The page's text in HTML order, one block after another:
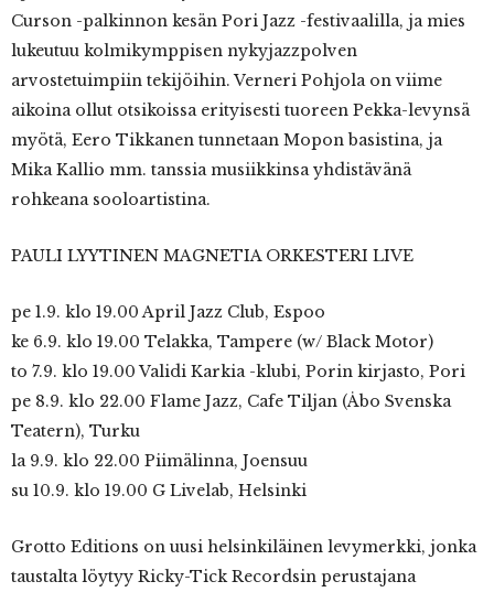
Curson -palkinnon kesän Pori Jazz -festivaalilla, ja mies
lukeutuu kolmikymppisen nykyjazzpolven
arvostetuimpiin tekijöihin. Verneri Pohjola on viime
aikoina ollut otsikoissa erityisesti tuoreen Pekka-levynsä
myötä, Eero Tikkanen tunnetaan Mopon basistina, ja
Mika Kallio mm. tanssia musiikkinsa yhdistävänä
rohkeana sooloartistina.
PAULI LYYTINEN MAGNETIA ORKESTERI LIVE
pe 1.9. klo 19.00 April Jazz Club, Espoo
ke 6.9. klo 19.00 Telakka, Tampere (w/ Black Motor)
to 7.9. klo 19.00 Validi Karkia -klubi, Porin kirjasto, Pori
pe 8.9. klo 22.00 Flame Jazz, Cafe Tiljan (Åbo Svenska
Teatern), Turku
la 9.9. klo 22.00 Piimälinna, Joensuu
su 10.9. klo 19.00 G Livelab, Helsinki
Grotto Editions on uusi helsinkiläinen levymerkki, jonka
taustalta löytyy Ricky-Tick Recordsin perustajana